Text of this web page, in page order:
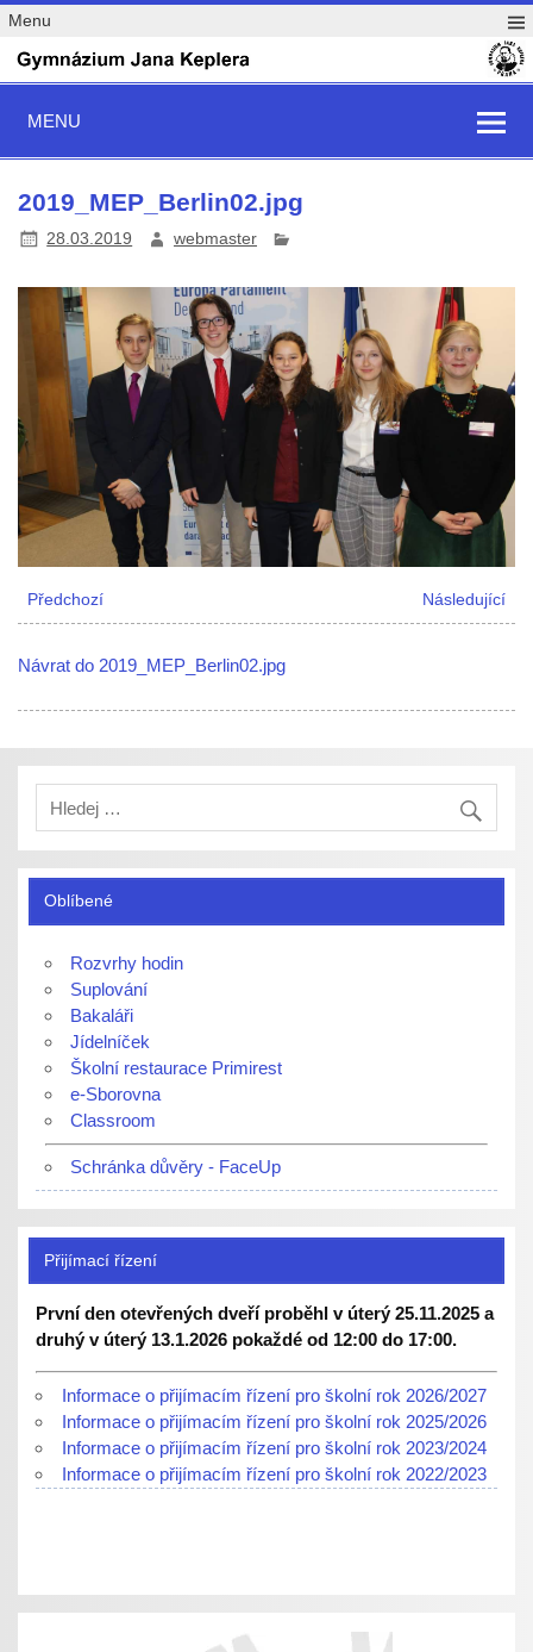
Menu
MENU
2019_MEP_Berlin02.jpg
28.03.2019 webmaster
Předchozí Následující
Návrat do 2019_MEP_Berlin02.jpg
Oblíbené
Rozvrhy hodin
Suplování
Bakaláři
Jídelníček
Školní restaurace Primirest
e-Sborovna
Classroom
Schránka důvěry - FaceUp
Přijímací řízení
První den otevřených dveří proběhl v úterý 25.11.2025 a
druhý v úterý 13.1.2026 pokaždé od 12:00 do 17:00.
Informace o přijímacím řízení pro školní rok 2026/2027
Informace o přijímacím řízení pro školní rok 2025/2026
Informace o přijímacím řízení pro školní rok 2023/2024
Informace o přijímacím řízení pro školní rok 2022/2023